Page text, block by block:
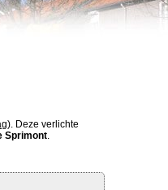
). Deze verlichte
Sprimont.